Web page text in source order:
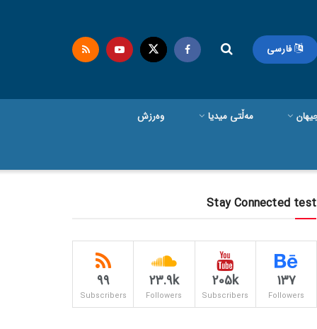
فارسی
مەڵتی میدیا وەرزش
Stay Connected test
137
Followers
205k
Subscribers
23.9k
Followers
99
Subscribers